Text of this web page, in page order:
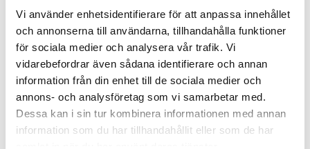
Vi använder enhetsidentifierare för att anpassa innehållet
och annonserna till användarna, tillhandahålla funktioner
för sociala medier och analysera vår trafik. Vi
vidarebefordrar även sådana identifierare och annan
information från din enhet till de sociala medier och
annons- och analysföretag som vi samarbetar med.
Dessa kan i sin tur kombinera informationen med annan
information som du har tillhandahållit eller som de har